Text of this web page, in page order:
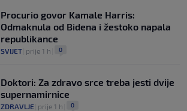
Procurio govor Kamale Harris:
Odmaknula od Bidena i žestoko napala
republikance
SVIJET prije 1 h 0
Doktori: Za zdravo srce treba jesti dvije
supernamirnice
ZDRAVLJE prije 1 h 0